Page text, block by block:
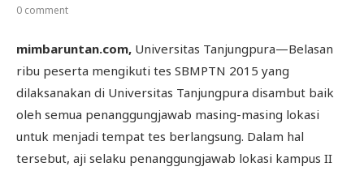
0 comment
mimbaruntan.com, Universitas Tanjungpura—Belasan
ribu peserta mengikuti tes SBMPTN 2015 yang
dilaksanakan di Universitas Tanjungpura disambut baik
oleh semua penanggungjawab masing-masing lokasi
untuk menjadi tempat tes berlangsung. Dalam hal
tersebut, aji selaku penanggungjawab lokasi kampus II